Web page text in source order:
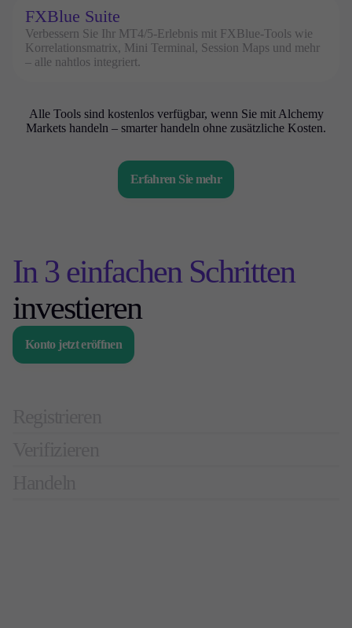
FXBlue Suite
Verbessern Sie Ihr MT4/5-Erlebnis mit FXBlue-Tools wie
Korrelationsmatrix, Mini Terminal, Session Maps und mehr
– alle nahtlos integriert.
Alle Tools sind kostenlos verfügbar, wenn Sie mit Alchemy
Markets handeln – smarter handeln ohne zusätzliche Kosten.
Erfahren Sie mehr
In 3 einfachen Schritten
investieren
Konto jetzt eröffnen